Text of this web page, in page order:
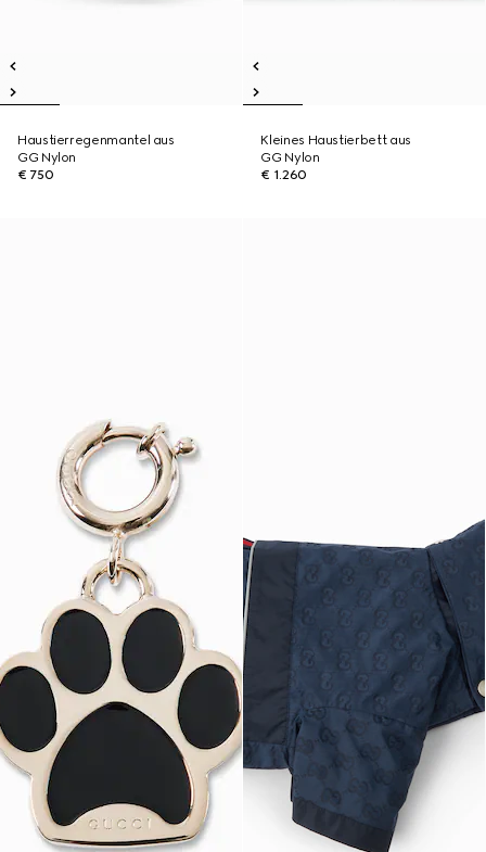
Haustierregenmantel aus
GG Nylon
€ 750
Kleines Haustierbett aus
GG Nylon
€ 1.260